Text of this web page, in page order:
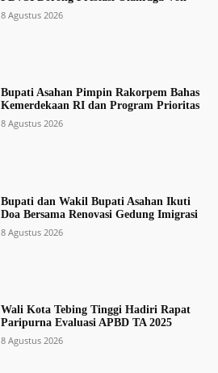
8 Agustus 2026
Bupati Asahan Pimpin Rakorpem Bahas
Kemerdekaan RI dan Program Prioritas
8 Agustus 2026
Bupati dan Wakil Bupati Asahan Ikuti
Doa Bersama Renovasi Gedung Imigrasi
8 Agustus 2026
Wali Kota Tebing Tinggi Hadiri Rapat
Paripurna Evaluasi APBD TA 2025
8 Agustus 2026